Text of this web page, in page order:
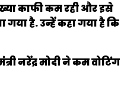
काफी कम रही और इसे
है. उन्हें कहा गया है कि
नरेंद्र मोदी ने कम वोटिंग